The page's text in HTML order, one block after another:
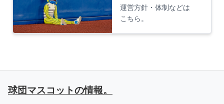
運営方針・体制などは
こちら。
球団マスコットの情報。